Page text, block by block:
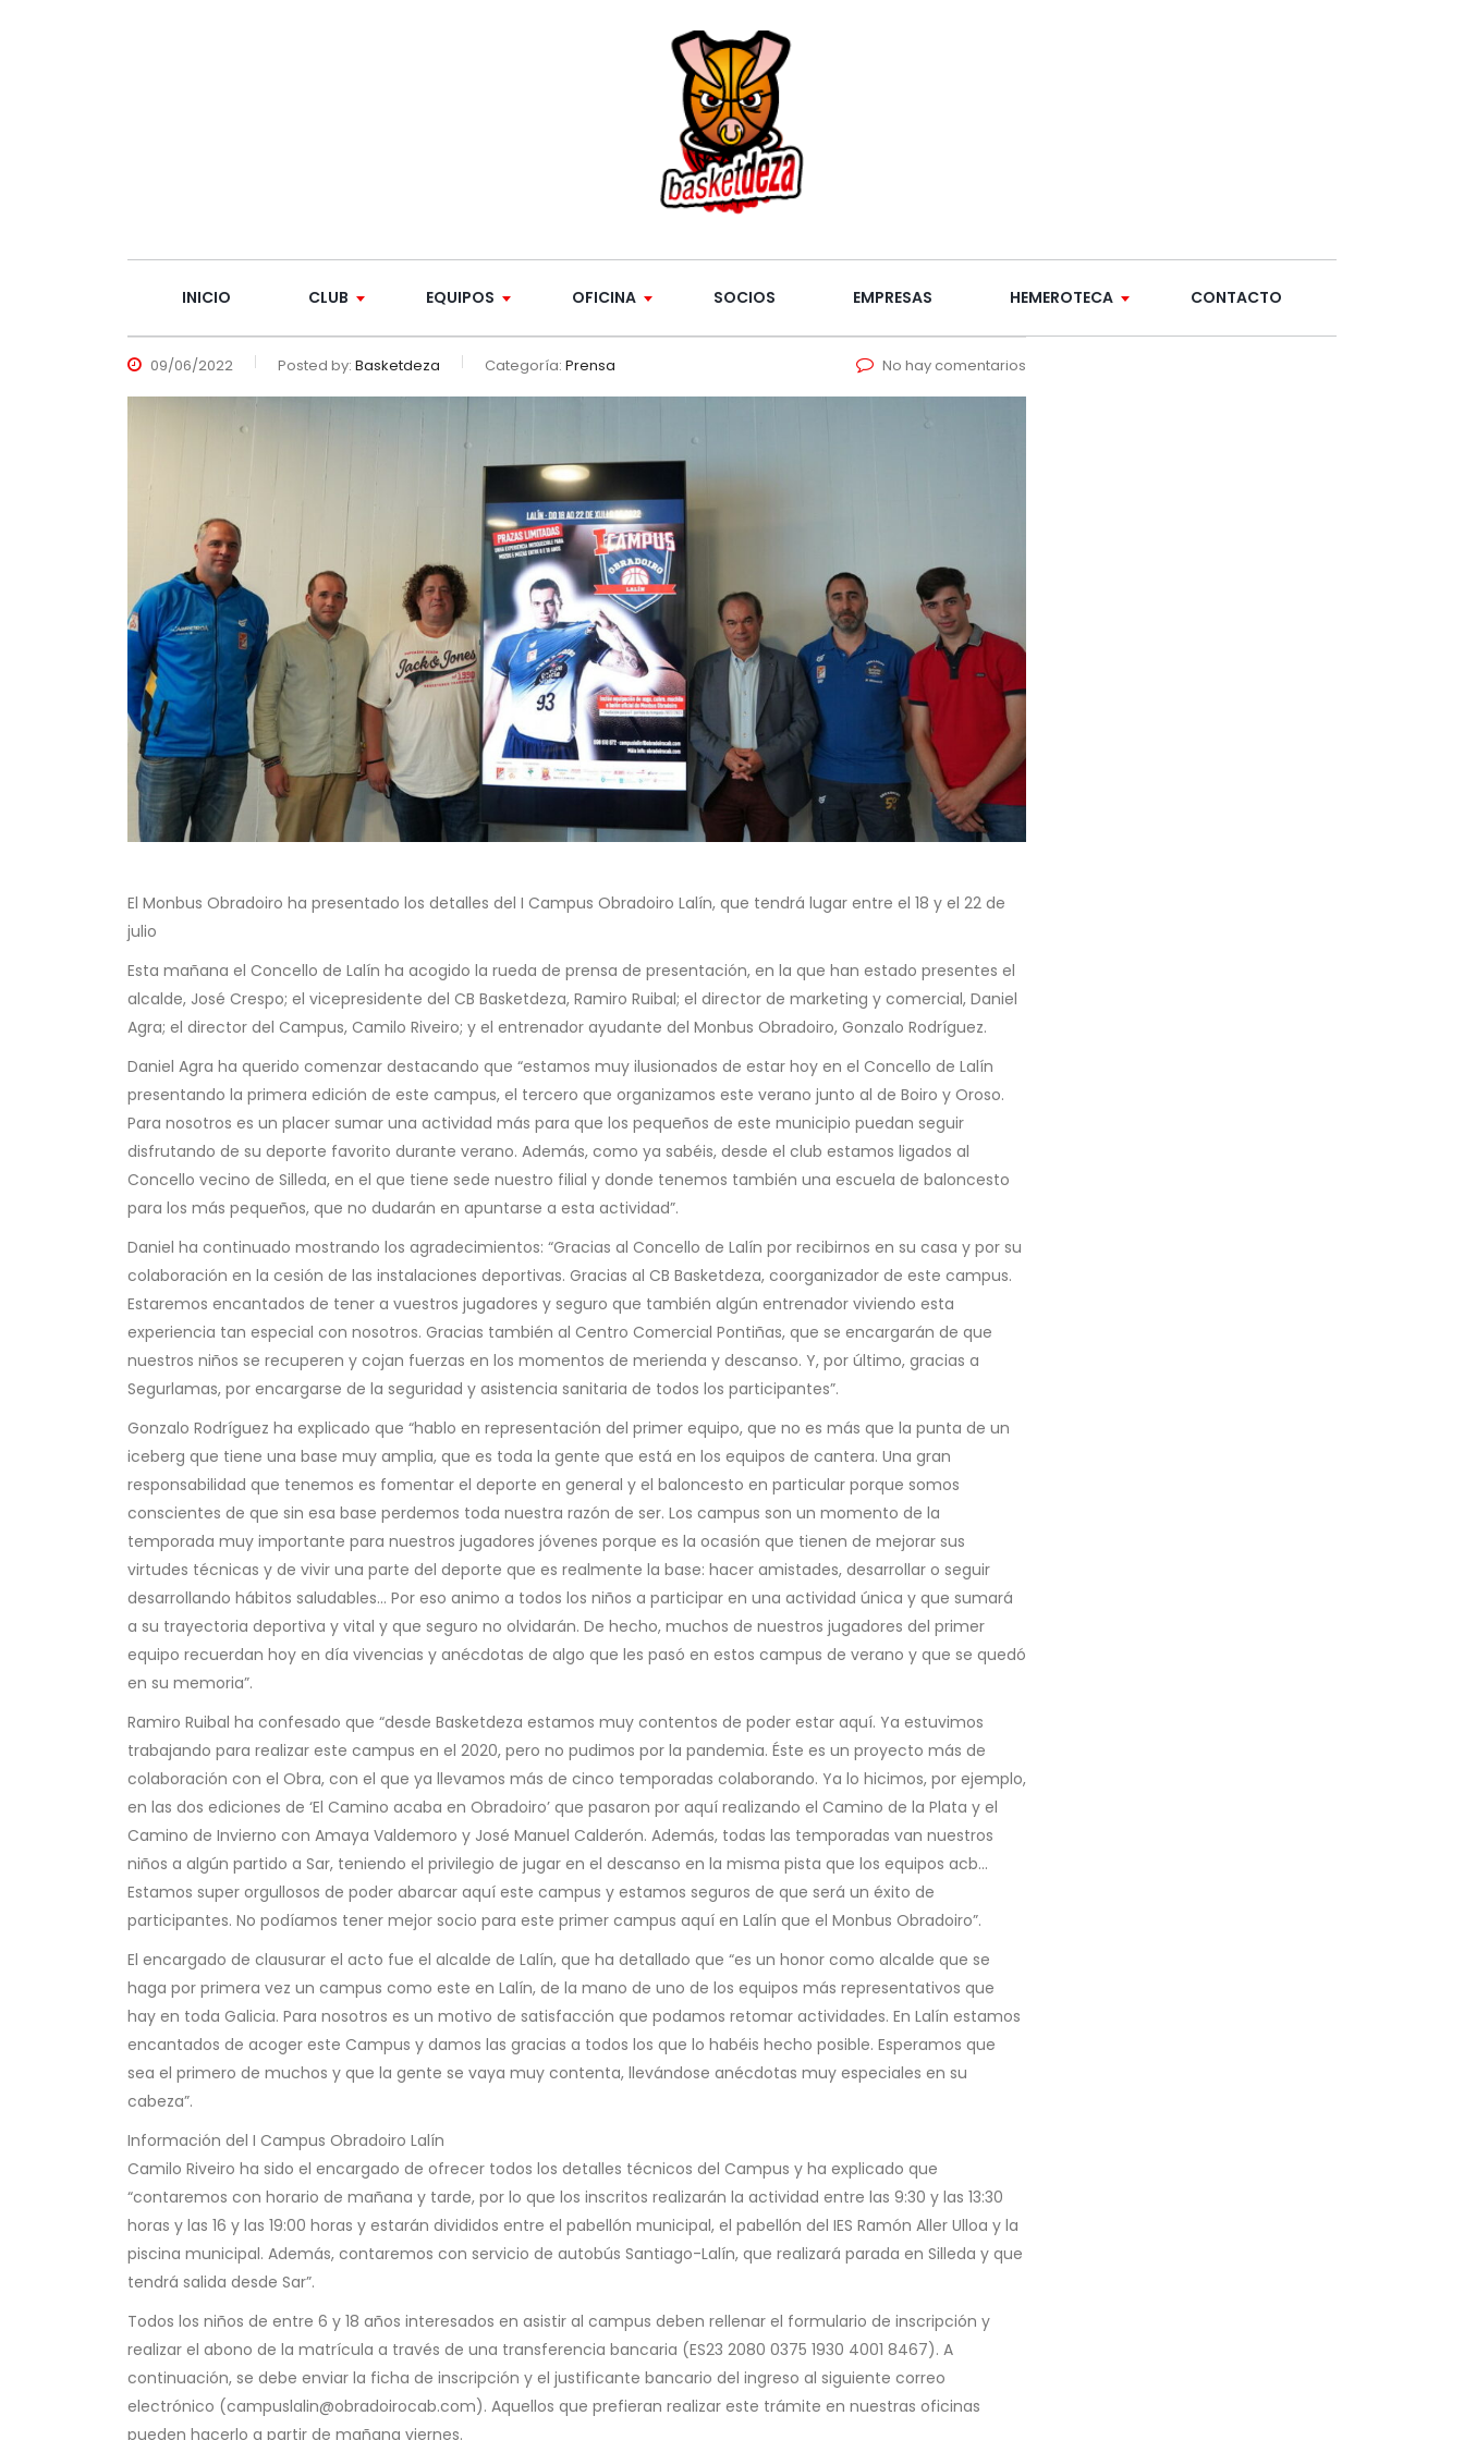
INICIO CLUB EQUIPOS OFICINA SOCIOS EMPRESAS HEMEROTECA CONTACTO
09/06/2022 Posted by: Basketdeza Categoría: Prensa No hay comentarios
El Monbus Obradoiro ha presentado los detalles del I Campus Obradoiro Lalín, que tendrá lugar entre el 18 y el 22 de
julio
Esta mañana el Concello de Lalín ha acogido la rueda de prensa de presentación, en la que han estado presentes el
alcalde, José Crespo; el vicepresidente del CB Basketdeza, Ramiro Ruibal; el director de marketing y comercial, Daniel
Agra; el director del Campus, Camilo Riveiro; y el entrenador ayudante del Monbus Obradoiro, Gonzalo Rodríguez.
Daniel Agra ha querido comenzar destacando que “estamos muy ilusionados de estar hoy en el Concello de Lalín
presentando la primera edición de este campus, el tercero que organizamos este verano junto al de Boiro y Oroso.
Para nosotros es un placer sumar una actividad más para que los pequeños de este municipio puedan seguir
disfrutando de su deporte favorito durante verano. Además, como ya sabéis, desde el club estamos ligados al
Concello vecino de Silleda, en el que tiene sede nuestro filial y donde tenemos también una escuela de baloncesto
para los más pequeños, que no dudarán en apuntarse a esta actividad”.
Daniel ha continuado mostrando los agradecimientos: “Gracias al Concello de Lalín por recibirnos en su casa y por su
colaboración en la cesión de las instalaciones deportivas. Gracias al CB Basketdeza, coorganizador de este campus.
Estaremos encantados de tener a vuestros jugadores y seguro que también algún entrenador viviendo esta
experiencia tan especial con nosotros. Gracias también al Centro Comercial Pontiñas, que se encargarán de que
nuestros niños se recuperen y cojan fuerzas en los momentos de merienda y descanso. Y, por último, gracias a
Segurlamas, por encargarse de la seguridad y asistencia sanitaria de todos los participantes”.
Gonzalo Rodríguez ha explicado que “hablo en representación del primer equipo, que no es más que la punta de un
iceberg que tiene una base muy amplia, que es toda la gente que está en los equipos de cantera. Una gran
responsabilidad que tenemos es fomentar el deporte en general y el baloncesto en particular porque somos
conscientes de que sin esa base perdemos toda nuestra razón de ser. Los campus son un momento de la
temporada muy importante para nuestros jugadores jóvenes porque es la ocasión que tienen de mejorar sus
virtudes técnicas y de vivir una parte del deporte que es realmente la base: hacer amistades, desarrollar o seguir
desarrollando hábitos saludables… Por eso animo a todos los niños a participar en una actividad única y que sumará
a su trayectoria deportiva y vital y que seguro no olvidarán. De hecho, muchos de nuestros jugadores del primer
equipo recuerdan hoy en día vivencias y anécdotas de algo que les pasó en estos campus de verano y que se quedó
en su memoria”.
Ramiro Ruibal ha confesado que “desde Basketdeza estamos muy contentos de poder estar aquí. Ya estuvimos
trabajando para realizar este campus en el 2020, pero no pudimos por la pandemia. Éste es un proyecto más de
colaboración con el Obra, con el que ya llevamos más de cinco temporadas colaborando. Ya lo hicimos, por ejemplo,
en las dos ediciones de ‘El Camino acaba en Obradoiro’ que pasaron por aquí realizando el Camino de la Plata y el
Camino de Invierno con Amaya Valdemoro y José Manuel Calderón. Además, todas las temporadas van nuestros
niños a algún partido a Sar, teniendo el privilegio de jugar en el descanso en la misma pista que los equipos acb…
Estamos super orgullosos de poder abarcar aquí este campus y estamos seguros de que será un éxito de
participantes. No podíamos tener mejor socio para este primer campus aquí en Lalín que el Monbus Obradoiro”.
El encargado de clausurar el acto fue el alcalde de Lalín, que ha detallado que “es un honor como alcalde que se
haga por primera vez un campus como este en Lalín, de la mano de uno de los equipos más representativos que
hay en toda Galicia. Para nosotros es un motivo de satisfacción que podamos retomar actividades. En Lalín estamos
encantados de acoger este Campus y damos las gracias a todos los que lo habéis hecho posible. Esperamos que
sea el primero de muchos y que la gente se vaya muy contenta, llevándose anécdotas muy especiales en su
cabeza”.
Información del I Campus Obradoiro Lalín
Camilo Riveiro ha sido el encargado de ofrecer todos los detalles técnicos del Campus y ha explicado que
“contaremos con horario de mañana y tarde, por lo que los inscritos realizarán la actividad entre las 9:30 y las 13:30
horas y las 16 y las 19:00 horas y estarán divididos entre el pabellón municipal, el pabellón del IES Ramón Aller Ulloa y la
piscina municipal. Además, contaremos con servicio de autobús Santiago-Lalín, que realizará parada en Silleda y que
tendrá salida desde Sar”.
Todos los niños de entre 6 y 18 años interesados en asistir al campus deben rellenar el formulario de inscripción y
realizar el abono de la matrícula a través de una transferencia bancaria (ES23 2080 0375 1930 4001 8467). A
continuación, se debe enviar la ficha de inscripción y el justificante bancario del ingreso al siguiente correo
electrónico (campuslalin@obradoirocab.com). Aquellos que prefieran realizar este trámite en nuestras oficinas
pueden hacerlo a partir de mañana viernes.